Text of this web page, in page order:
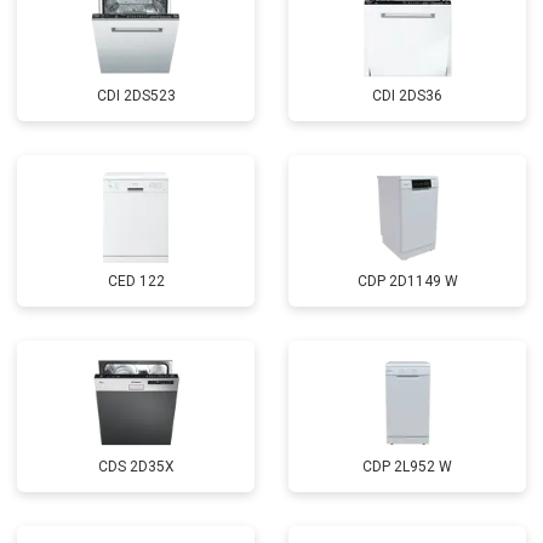
Замена нижнего уплотнителя
Замена заливного шланга с
системой Аквастоп
от 1100 ₽ Заказать
Диагностика бесплатно Заказать
CDI 2DS523 CDI 2DS36
CED 122 CDP 2D1149 W
CDS 2D35X CDP 2L952 W